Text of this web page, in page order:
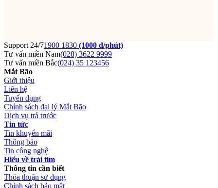
Email 4B, Cloud Hosting.
Support 24/71900 1830 (1000 đ/phút)
Tư vấn miền Nam(028) 3622 9999
Tư vấn miền Bắc(024) 35 123456
Mắt Bão
Giới thiệu
Liên hệ
Tuyển dụng
Chính sách đại lý Mắt Bão
Dịch vụ trả trước
Tin tức
Tin khuyến mãi
Thông báo
Tin công nghệ
Hiểu về trái tim
Thông tin cần biết
Thỏa thuận sử dụng
Chính sách bảo mật